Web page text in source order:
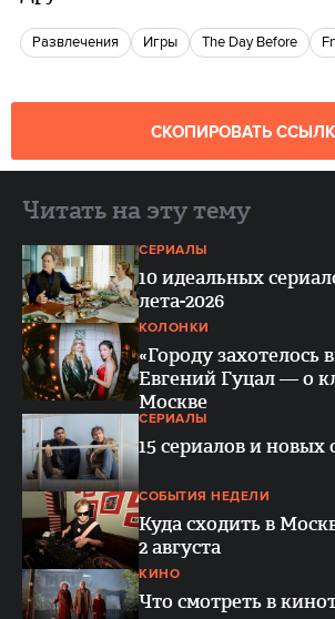
Развлечения игры The Day Before
СКОПИРОВАТЬ
Читать на эту тему
СЕРИАЛЫ
10 идеальных
лета-2026
КОЛОНКИ
«Городу захотелось
Евгений Гуцал — о
Москве
СЕРИАЛЫ
15 сериалов и новых
СОБЫТИЯ НЕДЕЛИ
Куда сходить в
2 августа
КИНО
Что смотреть в